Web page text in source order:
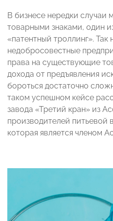
В бизнесе нередки случаи
товарными знаками, один
«патентный троллинг». Так
недобросовестные
права на существующие
дохода от предъявления
бороться достаточно
таком успешном кейсе
завода «Третий кран» из
производителей питьевой
которая является членом